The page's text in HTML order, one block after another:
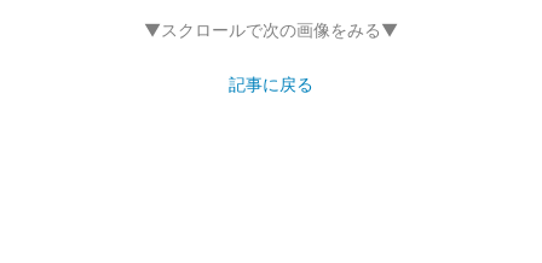
▼スクロールで次の画像をみる▼
記事に戻る